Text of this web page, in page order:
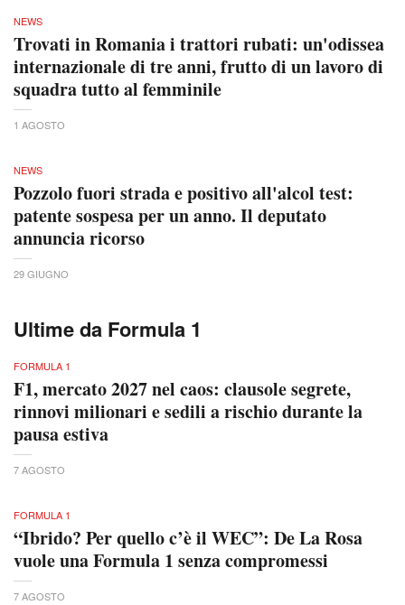
NEWS
Trovati in Romania i trattori rubati: un'odissea
internazionale di tre anni, frutto di un lavoro di
squadra tutto al femminile
1 AGOSTO
NEWS
Pozzolo fuori strada e positivo all'alcol test:
patente sospesa per un anno. Il deputato
annuncia ricorso
29 GIUGNO
Ultime da Formula 1
FORMULA 1
F1, mercato 2027 nel caos: clausole segrete,
rinnovi milionari e sedili a rischio durante la
pausa estiva
7 AGOSTO
FORMULA 1
“Ibrido? Per quello c’è il WEC”: De La Rosa
vuole una Formula 1 senza compromessi
7 AGOSTO